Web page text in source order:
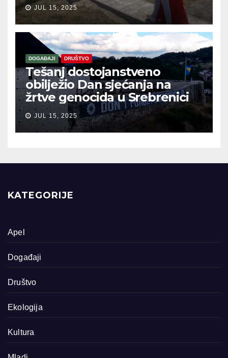
JUL 15, 2025
DOGAĐAJI DRUŠTVO
Tešanj dostojanstveno
obilježio Dan sjećanja na
žrtve genocida u Srebrenici
JUL 15, 2025
KATEGORIJE
Apel
Događaji
Društvo
Ekologija
Kultura